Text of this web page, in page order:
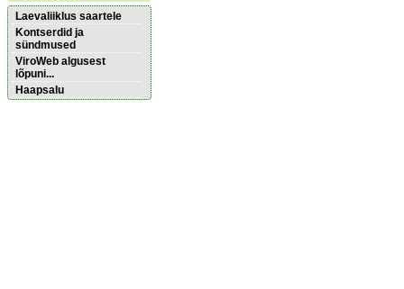
Laevaliiklus saartele
Kontserdid ja
sündmused
ViroWeb algusest
lõpuni...
Haapsalu